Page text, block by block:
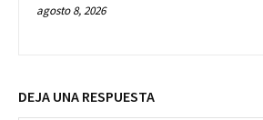
agosto 8, 2026
DEJA UNA RESPUESTA